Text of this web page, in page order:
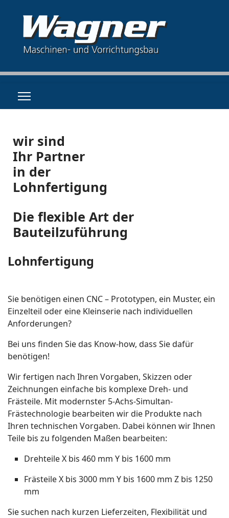
wir sind
Ihr Partner
in der
Lohnfertigung
Die flexible Art der
Bauteilzuführung
Lohnfertigung
Sie benötigen einen CNC – Prototypen, ein Muster, ein
Einzelteil oder eine Kleinserie nach individuellen
Anforderungen?
Bei uns finden Sie das Know-how, dass Sie dafür
benötigen!
Wir fertigen nach Ihren Vorgaben, Skizzen oder
Zeichnungen einfache bis komplexe Dreh- und
Frästeile. Mit modernster 5-Achs-Simultan-
Frästechnologie bearbeiten wir die Produkte nach
Ihren technischen Vorgaben. Dabei können wir Ihnen
Teile bis zu folgenden Maßen bearbeiten:
Drehteile X bis 460 mm Y bis 1600 mm
Frästeile X bis 3000 mm Y bis 1600 mm Z bis 1250
mm
Sie suchen nach kurzen Lieferzeiten, Flexibilität und